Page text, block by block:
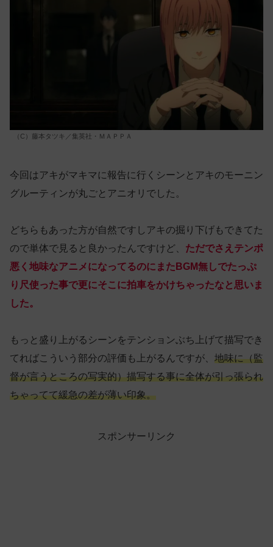
（C）藤本タツキ／集英社・ＭＡＰＰＡ
今回はアキがマキマに報告に行くシーンとアキのモーニン
グルーティンが丸ごとアニオリでした。
どちらもあった方が自然ですしアキの掘り下げもできてた
ので単体で見ると良かったんですけど、 ただでさえテンポ
悪く地味なアニメになってるのにまたBGM無しでたっぷ
り尺使った事で更にそこに拍車をかけちゃったなと思いま
した。
もっと盛り上がるシーンをテンションぶち上げて描写でき
てればこういう部分の評価も上がるんですが、 地味に（監
督が言うところの写実的）描写する事に全体が引っ張られ
ちゃってて緩急の差が薄い印象。
スポンサーリンク